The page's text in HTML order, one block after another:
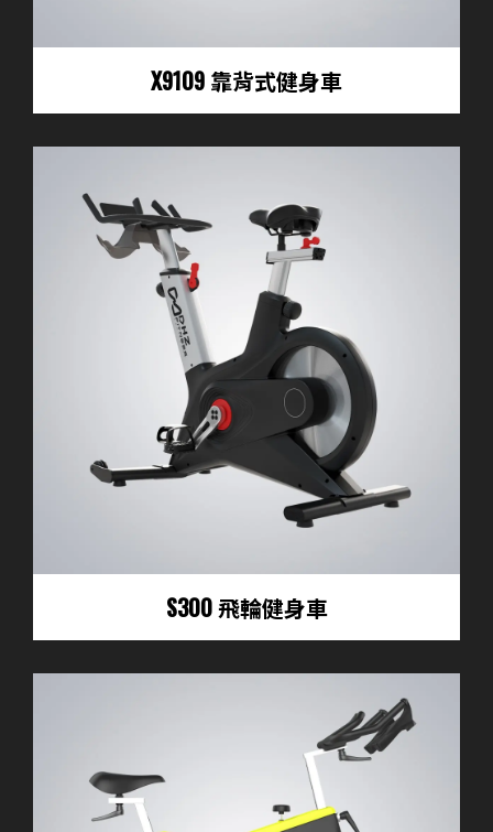
X9109 靠背式健身車
S300 飛輪健身車